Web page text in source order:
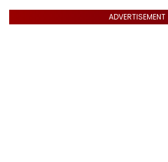
ADVERTISEMENT